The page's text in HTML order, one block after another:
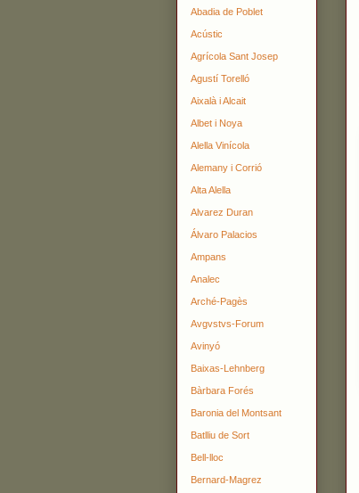
Abadia de Poblet
Acústic
Agrícola Sant Josep
Agustí Torelló
Aixalà i Alcait
Albet i Noya
Alella Vinícola
Alemany i Corrió
Alta Alella
Alvarez Duran
Álvaro Palacios
Ampans
Analec
Arché-Pagès
Avgvstvs-Forum
Avinyó
Baixas-Lehnberg
Bàrbara Forés
Baronia del Montsant
Batlliu de Sort
Bell-lloc
Bernard-Magrez